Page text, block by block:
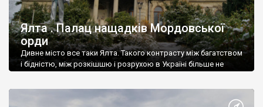
Ялта . Палац нащадків Мордовської
орди
Дивне місто все таки Ялта. Такого контрасту між багатством
і бідністю, між розкішшю і розрухою в Україні більше не